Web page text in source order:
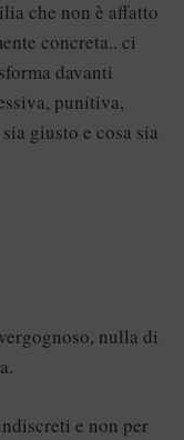
che non è affatto
concreta.. ci
davanti
punitiva,
giusto e cosa sia
nulla di
e non per